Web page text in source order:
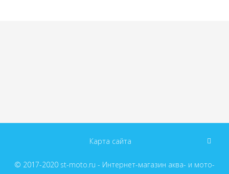
Карта сайта
© 2017-2020 st-moto.ru - Интернет-магазин аква- и мото-